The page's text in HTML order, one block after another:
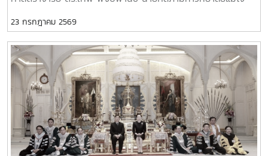
สำนักงานมหาวิทยาลัย 2 มหาวิทยาลัยแม่โจ้ และจัดประชุมออนไลน์
ผ่านระบบ ZOOM MEETING
23 กรกฎาคม 2569